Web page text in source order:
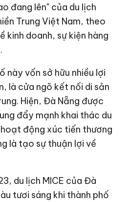
đang lên" của du lịch
Trung Việt Nam, theo
kinh doanh, sự kiện hàng
này vốn sở hữu nhiều lợi
là cửa ngõ kết nối di sản
Hiện, Đà Nẵng được
đẩy mạnh khai thác du
động xúc tiến thương
là tạo sự thuận lợi về
du lịch MICE của Đà
tươi sáng khi thành phố